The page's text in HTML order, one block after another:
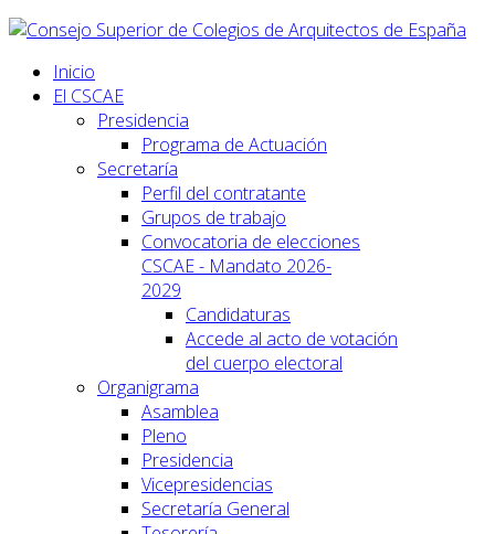
Inicio
El CSCAE
Presidencia
Programa de Actuación
Secretaría
Perfil del contratante
Grupos de trabajo
Convocatoria de elecciones
CSCAE - Mandato 2026-
2029
Candidaturas
Accede al acto de votación
del cuerpo electoral
Organigrama
Asamblea
Pleno
Presidencia
Vicepresidencias
Secretaría General